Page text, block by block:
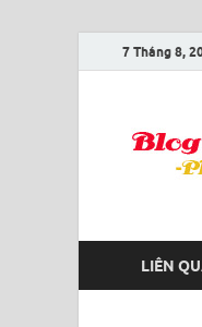
7 Tháng 8,
LIÊN